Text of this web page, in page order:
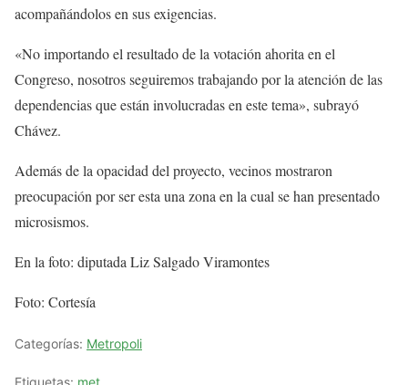
acompañándolos en sus exigencias.
«No importando el resultado de la votación ahorita en el
Congreso, nosotros seguiremos trabajando por la atención de las
dependencias que están involucradas en este tema», subrayó
Chávez.
Además de la opacidad del proyecto, vecinos mostraron
preocupación por ser esta una zona en la cual se han presentado
microsismos.
En la foto: diputada Liz Salgado Viramontes
Foto: Cortesía
Categorías: Metropoli
Etiquetas: met